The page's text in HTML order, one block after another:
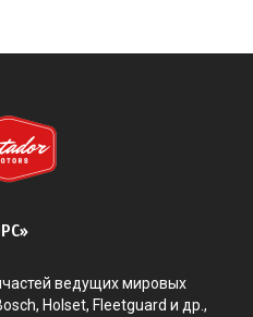
ведущих мировых
Holset, Fleetguard и др.,